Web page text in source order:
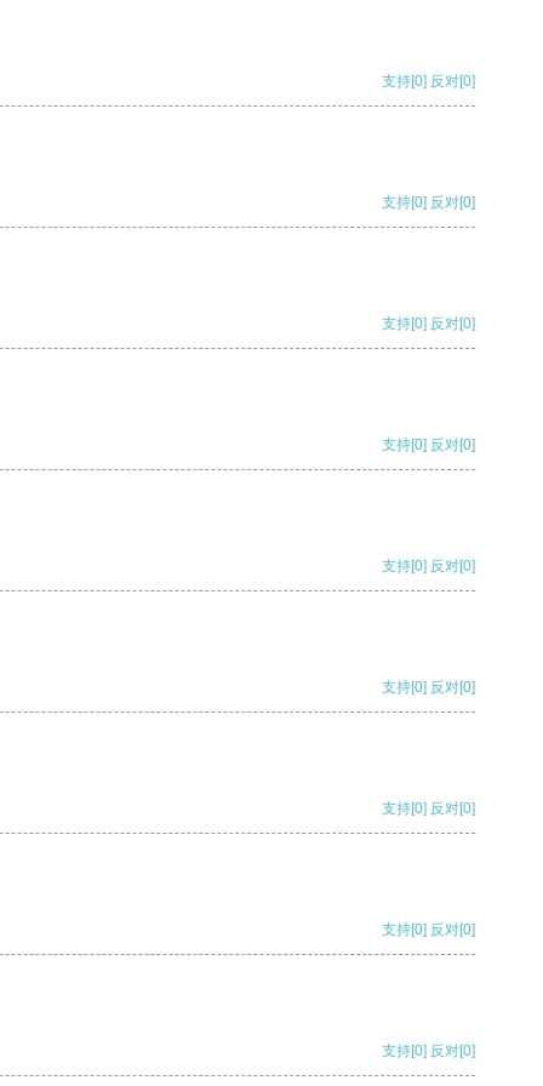
支持[0] 反对[0]
支持[0] 反对[0]
支持[0] 反对[0]
支持[0] 反对[0]
支持[0] 反对[0]
支持[0] 反对[0]
支持[0] 反对[0]
支持[0] 反对[0]
支持[0] 反对[0]